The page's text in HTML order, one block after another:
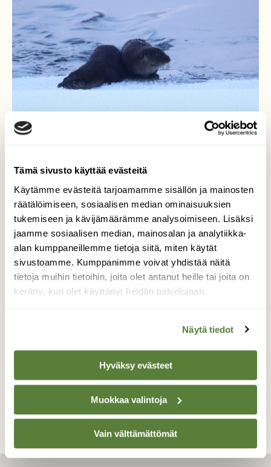
Tämä sivusto käyttää evästeitä
Käytämme evästeitä tarjoamamme sisällön ja mainosten
räätälöimiseen, sosiaalisen median ominaisuuksien
tukemiseen ja kävijämäärämme analysoimiseen. Lisäksi
jaamme sosiaalisen median, mainosalan ja analytiikka-
alan kumppaneillemme tietoja siitä, miten käytät
sivustoamme. Kumppanimme voivat yhdistää näitä
tietoja muihin tietoihin, joita olet antanut heille tai joita on
kerätty, kun olet käyttänyt heidän palvelujaan.
Näytä tiedot
Hyväksy evästeet
Muokkaa valintoja
Vain välttämättömät
Saukot villitsevät
Joensuussa kuvaajia
Nyt kannattaa sohvaperunoidenkin lähteä
liikenteeseen, kun luonto tarjoaa parastaan
Joensuun keskustassa. Saukkojen touhuja
on ilo seurata.
TAKAISIN LISTAAN